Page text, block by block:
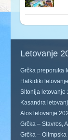
Letovanje
Grčka preporuka
Halkidiki
Sitonija letovanje
Kasandra
Atos letovanje
Grčka – Stavros,
Grčka –